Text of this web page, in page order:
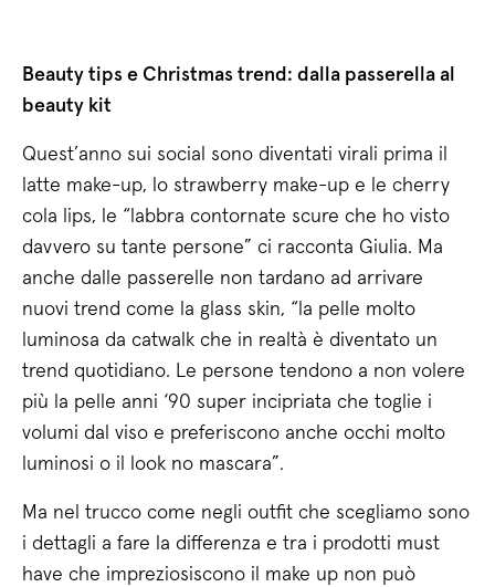
Beauty tips e Christmas trend: dalla passerella al
beauty kit
Quest’anno sui social sono diventati virali prima il
latte make-up, lo strawberry make-up e le cherry
cola lips, le “labbra contornate scure che ho visto
davvero su tante persone” ci racconta Giulia. Ma
anche dalle passerelle non tardano ad arrivare
nuovi trend come la glass skin, “la pelle molto
luminosa da catwalk che in realtà è diventato un
trend quotidiano. Le persone tendono a non volere
più la pelle anni ‘90 super incipriata che toglie i
volumi dal viso e preferiscono anche occhi molto
luminosi o il look no mascara”.
Ma nel trucco come negli outfit che scegliamo sono
i dettagli a fare la differenza e tra i prodotti must
have che impreziosiscono il make up non può